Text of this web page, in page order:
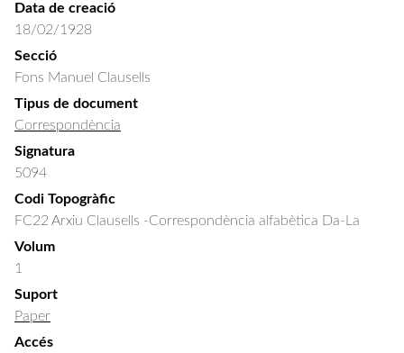
Data de creació
18/02/1928
Secció
Fons Manuel Clausells
Tipus de document
Correspondència
Signatura
5094
Codi Topogràfic
FC22 Arxiu Clausells -Correspondència alfabètica Da-La
Volum
1
Suport
Paper
Accés